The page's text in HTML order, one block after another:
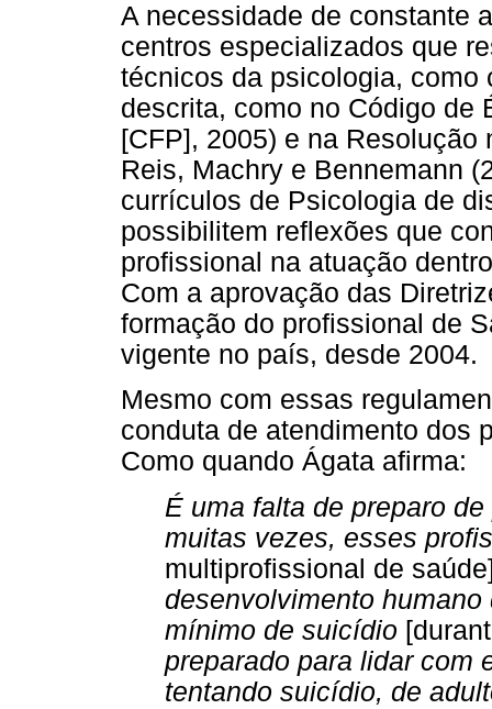
A necessidade de constante
centros especializados que
técnicos da psicologia, como
descrita, como no Código de
[CFP], 2005) e na
Reis, Machry e Bennemann
currículos de Psicologia de
possibilitem reflexões que
profissional na atuação
Com a aprovação das
formação do profissional de
vigente no país, desde 2004.
Mesmo com essas
conduta de atendimento dos
Como quando Ágata afirma:
É uma falta de preparo
muitas vezes, esses
multiprofissional de
desenvolvimento
mínimo de suicídio
preparado para lidar com
tentando suicídio, de